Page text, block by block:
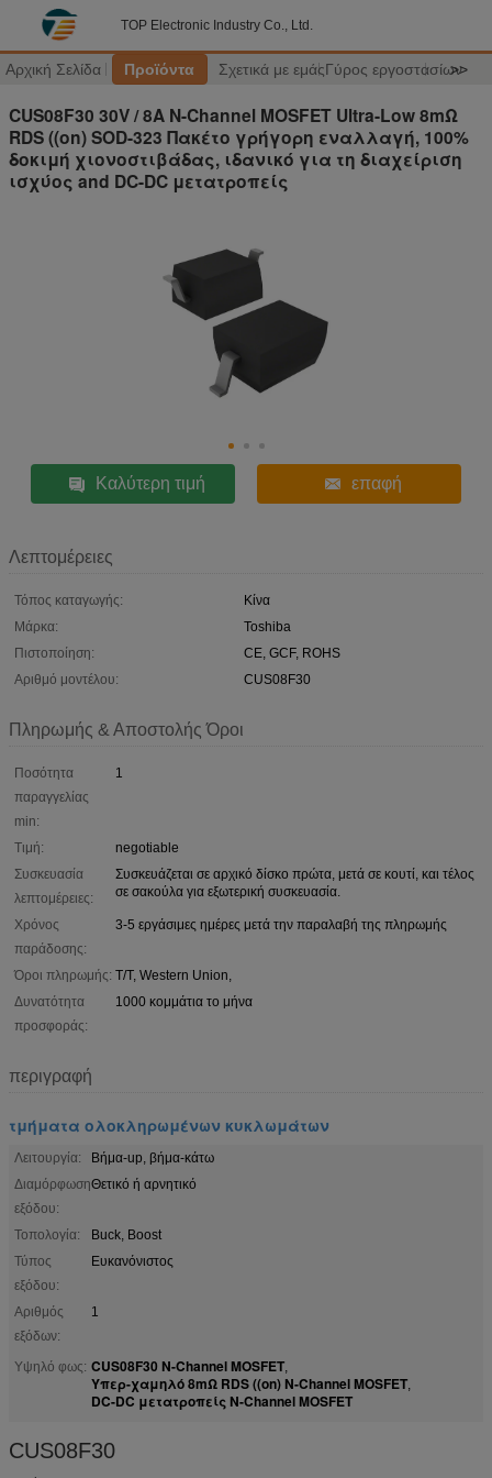
TOP Electronic Industry Co., Ltd.
Αρχική Σελίδα Προϊόντα Σχετικά με εμάςΓύρος εργοστασίων
>>
CUS08F30 30V / 8A N-Channel MOSFET Ultra-Low 8mΩ
RDS ((on) SOD-323 Πακέτο γρήγορη εναλλαγή, 100%
δοκιμή χιονοστιβάδας, ιδανικό για τη διαχείριση
ισχύος and DC-DC μετατροπείς
Καλύτερη τιμή επαφή
Λεπτομέρειες
Τόπος καταγωγής:
Κίνα
Μάρκα:
Toshiba
Πιστοποίηση:
CE, GCF, ROHS
Αριθμό μοντέλου:
CUS08F30
Πληρωμής & Αποστολής Όροι
Ποσότητα
παραγγελίας
min:
1
Τιμή:
negotiable
Συσκευασία
λεπτομέρειες:
Συσκευάζεται σε αρχικό δίσκο πρώτα, μετά σε κουτί, και τέλος
σε σακούλα για εξωτερική συσκευασία.
Χρόνος
παράδοσης:
3-5 εργάσιμες ημέρες μετά την παραλαβή της πληρωμής
Όροι πληρωμής: T/T, Western Union,
Δυνατότητα
προσφοράς:
1000 κομμάτια το μήνα
περιγραφή
τμήματα ολοκληρωμένων κυκλωμάτων
Λειτουργία:
Βήμα-up, βήμα-κάτω
Διαμόρφωση
εξόδου:
Θετικό ή αρνητικό
Τοπολογία:
Buck, Boost
Τύπος
εξόδου:
Ευκανόνιστος
Αριθμός
εξόδων:
1
Υψηλό φως: CUS08F30 N-Channel MOSFET,
Υπερ-χαμηλό 8mΩ RDS ((on) N-Channel MOSFET,
DC-DC μετατροπείς N-Channel MOSFET
CUS08F30